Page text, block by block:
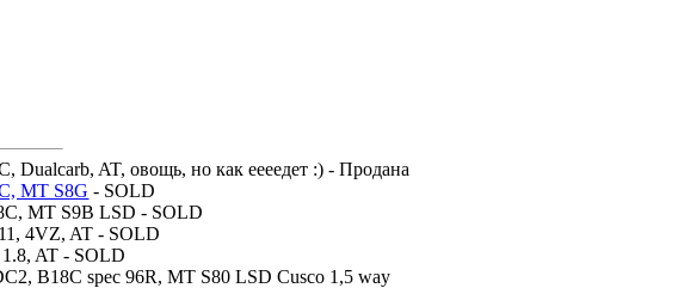
Dualcarb, AT, овощь, но как еееедет :) - Продана
MT S8G - SOLD
MT S9B LSD - SOLD
4VZ, AT - SOLD
AT - SOLD
B18C spec 96R, MT S80 LSD Cusco 1,5 way